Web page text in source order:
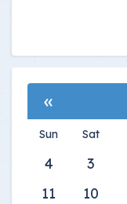
»
Sat
Sun
3
4
10
11